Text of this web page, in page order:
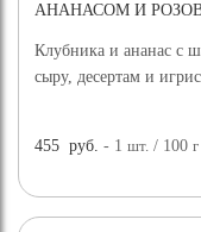
АНАНАСОМ И
Клубника и ананас с
сыру, десертам и
455 руб. - 1шт. / 100г